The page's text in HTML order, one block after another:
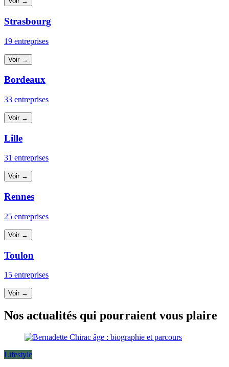
Strasbourg
19 entreprises
Voir →
Bordeaux
33 entreprises
Voir →
Lille
31 entreprises
Voir →
Rennes
25 entreprises
Voir →
Toulon
15 entreprises
Voir →
Nos actualités qui pourraient vous plaire
Lifestyle